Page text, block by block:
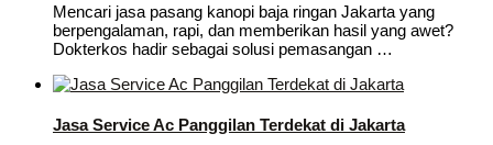
Mencari jasa pasang kanopi baja ringan Jakarta yang
berpengalaman, rapi, dan memberikan hasil yang awet?
Dokterkos hadir sebagai solusi pemasangan …
Jasa Service Ac Panggilan Terdekat di Jakarta